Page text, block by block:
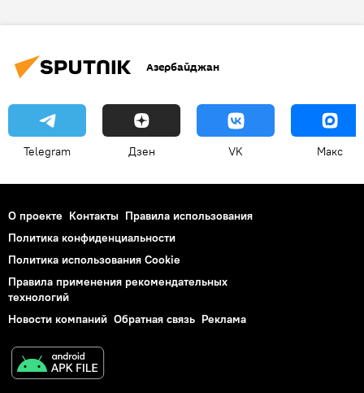
Азербайджан
Telegram Дзен VK Макс
О проекте Контакты Правила использования
Политика конфиденциальности
Политика использования Cookie
Правила применения рекомендательных
технологий
Новости компаний Обратная связь Реклама